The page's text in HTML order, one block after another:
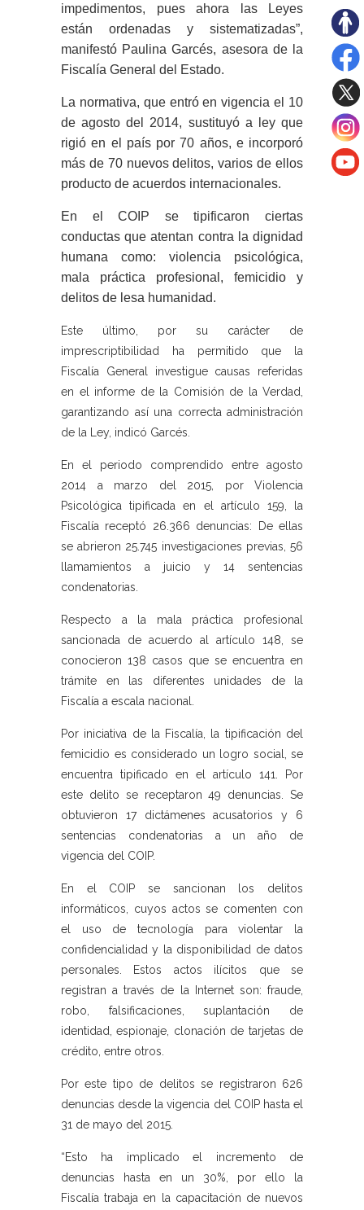
impedimentos, pues ahora las Leyes
están ordenadas y sistematizadas”,
manifestó Paulina Garcés, asesora de la
Fiscalía General del Estado.
La normativa, que entró en vigencia el 10
de agosto del 2014, sustituyó a ley que
rigió en el país por 70 años, e incorporó
más de 70 nuevos delitos, varios de ellos
producto de acuerdos internacionales.
En el COIP se tipificaron ciertas
conductas que atentan contra la dignidad
humana como: violencia psicológica,
mala práctica profesional, femicidio y
delitos de lesa humanidad.
Este último, por su carácter de
imprescriptibilidad ha permitido que la
Fiscalía General investigue causas referidas
en el informe de la Comisión de la Verdad,
garantizando así una correcta administración
de la Ley, indicó Garcés.
En el periodo comprendido entre agosto
2014 a marzo del 2015, por Violencia
Psicológica tipificada en el artículo 159, la
Fiscalía receptó 26.366 denuncias: De ellas
se abrieron 25.745 investigaciones previas, 56
llamamientos a juicio y 14 sentencias
condenatorias.
Respecto a la mala práctica profesional
sancionada de acuerdo al artículo 148, se
conocieron 138 casos que se encuentra en
trámite en las diferentes unidades de la
Fiscalía a escala nacional.
Por iniciativa de la Fiscalía, la tipificación del
femicidio es considerado un logro social, se
encuentra tipificado en el artículo 141. Por
este delito se receptaron 49 denuncias. Se
obtuvieron 17 dictámenes acusatorios y 6
sentencias condenatorias a un año de
vigencia del COIP.
En el COIP se sancionan los delitos
informáticos, cuyos actos se comenten con
el uso de tecnología para violentar la
confidencialidad y la disponibilidad de datos
personales. Estos actos ilícitos que se
registran a través de la Internet son: fraude,
robo, falsificaciones, suplantación de
identidad, espionaje, clonación de tarjetas de
crédito, entre otros.
Por este tipo de delitos se registraron 626
denuncias desde la vigencia del COIP hasta el
31 de mayo del 2015.
“Esto ha implicado el incremento de
denuncias hasta en un 30%, por ello la
Fiscalía trabaja en la capacitación de nuevos